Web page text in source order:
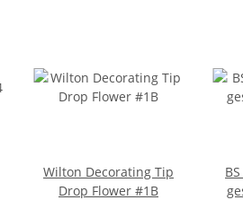
Wilton Decorating Tip
Drop Flower #1B